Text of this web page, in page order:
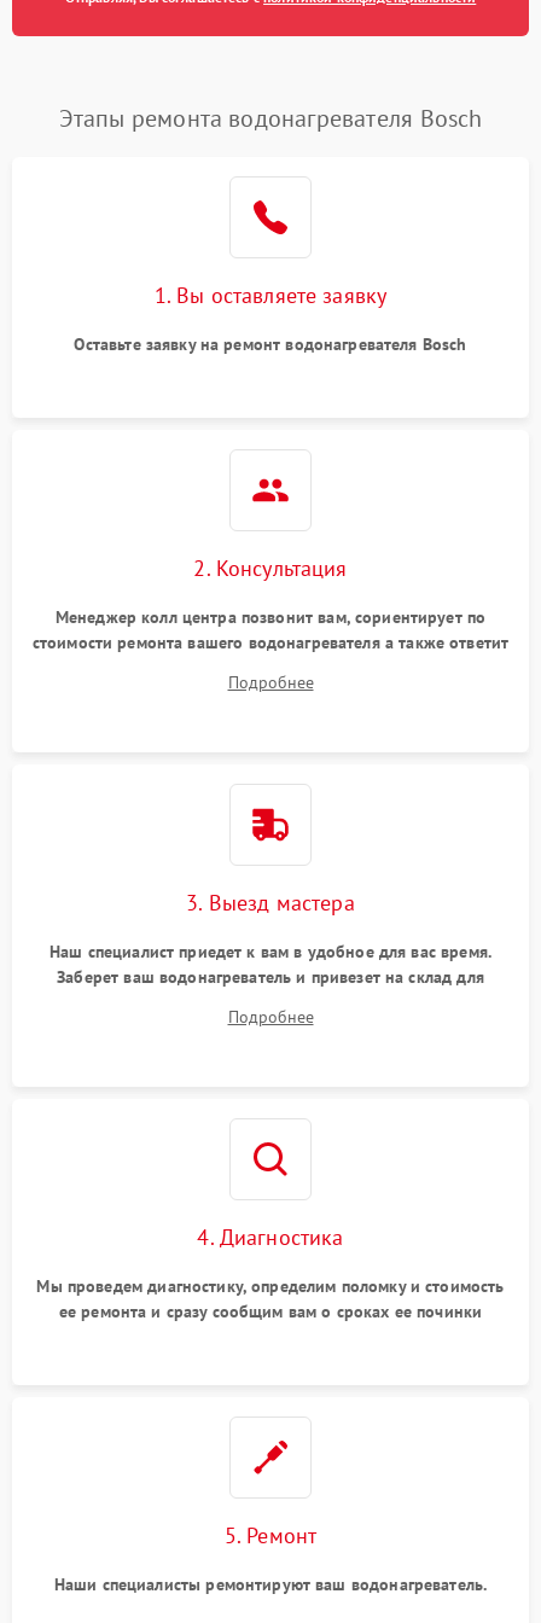
Этапы ремонта водонагревателя Bosch
1. Вы оставляете заявку
Оставьте заявку на ремонт водонагревателя Bosch
2. Консультация
Менеджер колл центра позвонит вам, сориентирует по
стоимости ремонта вашего водонагревателя а также ответит
Подробнее
3. Выезд мастера
Наш специалист приедет к вам в удобное для вас время.
Заберет ваш водонагреватель и привезет на склад для
Подробнее
4. Диагностика
Мы проведем диагностику, определим поломку и стоимость
ее ремонта и сразу сообщим вам о сроках ее починки
5. Ремонт
Наши специалисты ремонтируют ваш водонагреватель.